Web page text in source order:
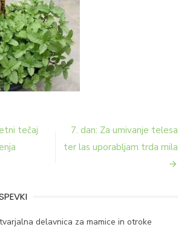
tečaj
7. dan: Za umivanje telesa
ter las uporabljam trda mila
delavnica za mamice in otroke